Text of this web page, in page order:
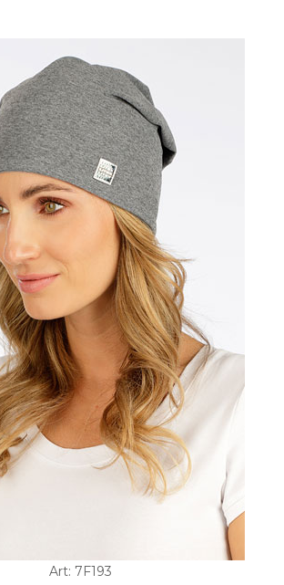
Art: 7F193